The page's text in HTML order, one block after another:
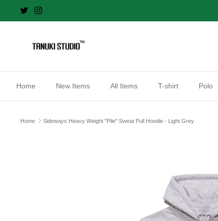
Home New Items All Items T-shirt Polo
Home Sideways Heavy Weight "Pile" Sweat Pull Hoodie - Light Grey